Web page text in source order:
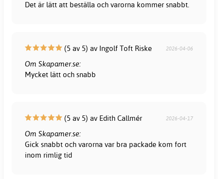
Det är lätt att beställa och varorna kommer snabbt.
(5 av 5) av Ingolf Toft Riske 2026-04-06
Om Skapamer.se:
Mycket lätt och snabb
(5 av 5) av Edith Callmér 2026-04-17
Om Skapamer.se:
Gick snabbt och varorna var bra packade kom fort
inom rimlig tid